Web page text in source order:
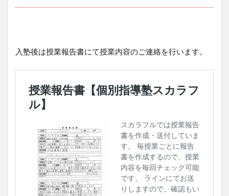
入塾後は授業報告書にて授業内容のご連絡を行います。